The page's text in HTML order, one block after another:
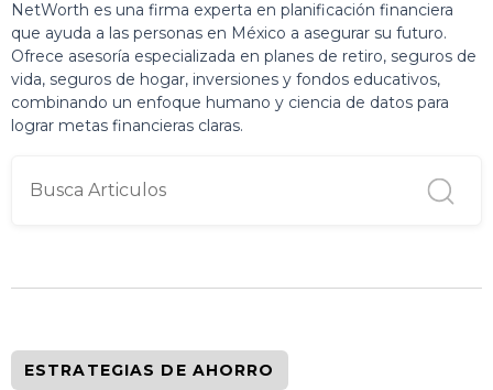
NetWorth es una firma experta en planificación financiera
que ayuda a las personas en México a asegurar su futuro.
Ofrece asesoría especializada en planes de retiro, seguros de
vida, seguros de hogar, inversiones y fondos educativos,
combinando un enfoque humano y ciencia de datos para
lograr metas financieras claras.
ESTRATEGIAS DE AHORRO